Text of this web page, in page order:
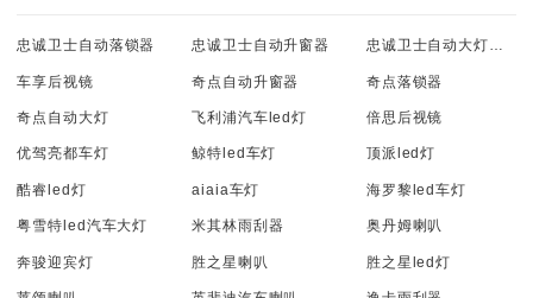
忠诚卫士自动落锁器 忠诚卫士自动升窗器 忠诚卫士自动大灯感应器
车享后视镜 奇点自动升窗器 奇点落锁器
奇点自动大灯 飞利浦汽车led灯 倍思后视镜
优驾亮都车灯 鲸特led车灯 顶派led灯
酷睿led灯 aiaia车灯 海罗黎led车灯
粤雪特led汽车大灯 米其林雨刮器 奥丹姆喇叭
奔骏迎宾灯 胜之星喇叭 胜之星led灯